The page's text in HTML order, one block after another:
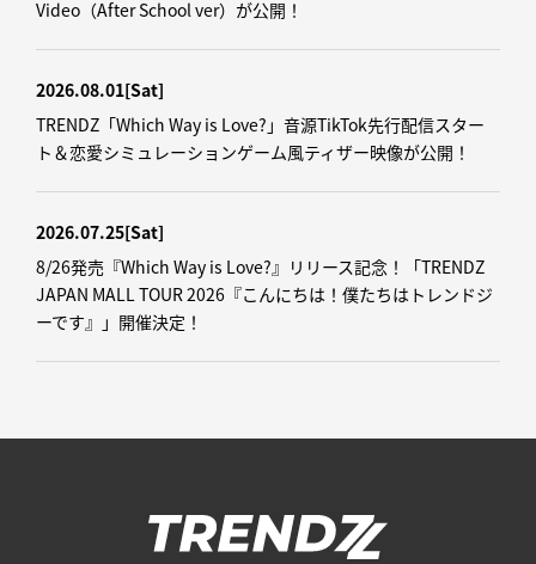
Video（After School ver）が公開！
2026.08.01[Sat]
TRENDZ「Which Way is Love?」音源TikTok先行配信スター
ト＆恋愛シミュレーションゲーム風ティザー映像が公開！
2026.07.25[Sat]
8/26発売『Which Way is Love?』リリース記念！「TRENDZ
JAPAN MALL TOUR 2026『こんにちは！僕たちはトレンドジ
ーです』」開催決定！